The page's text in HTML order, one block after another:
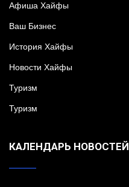
Афиша Хайфы
Ваш Бизнес
История Хайфы
Новости Хайфы
Туризм
Туризм
КАЛЕНДАРЬ НОВОСТЕЙ